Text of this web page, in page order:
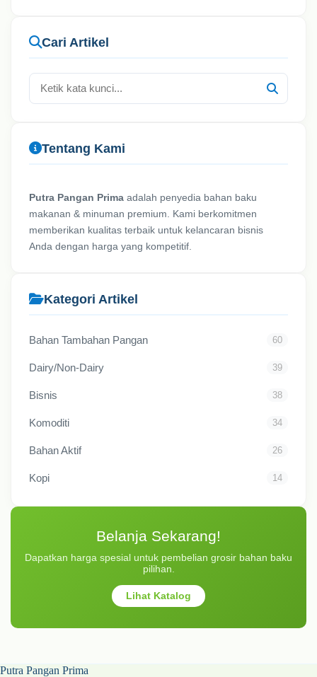
Cari Artikel
Tentang Kami
Putra Pangan Prima adalah penyedia bahan baku
makanan & minuman premium. Kami berkomitmen
memberikan kualitas terbaik untuk kelancaran bisnis
Anda dengan harga yang kompetitif.
Kategori Artikel
Bahan Tambahan Pangan 60
Dairy/Non-Dairy 39
Bisnis 38
Komoditi 34
Bahan Aktif 26
Kopi 14
Belanja Sekarang!
Dapatkan harga spesial untuk pembelian grosir bahan baku
pilihan.
Lihat Katalog
Putra Pangan Prima